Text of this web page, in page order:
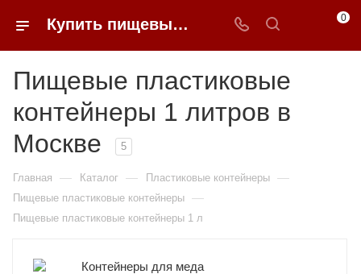
Купить пищевые пластиковые контейнеры 1 литров в Москве недорого | 0FFER 0
Пищевые пластиковые
контейнеры 1 литров в
Москве
5
Главная — Каталог — Пластиковые контейнеры —
Пищевые пластиковые контейнеры —
Пищевые пластиковые контейнеры 1 л
Контейнеры для меда